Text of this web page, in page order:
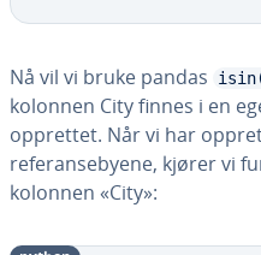
Nå vil vi bruke pandas
kolonnen City finnes i en
opprettet. Når vi har
referansebyene, kjører vi
kolonnen «City»: